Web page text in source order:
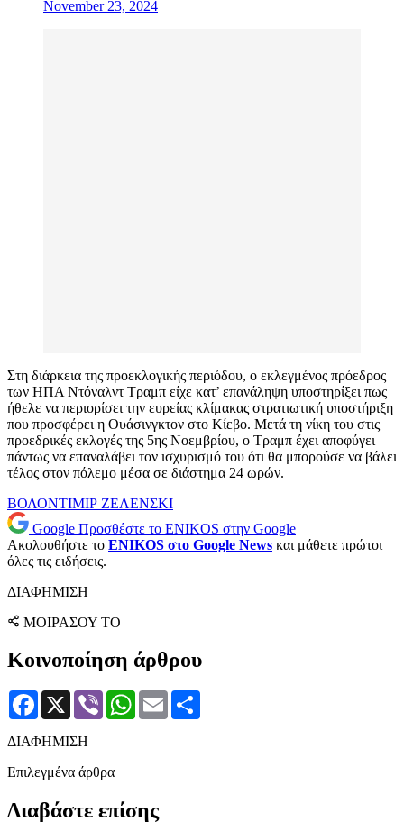
November 23, 2024
Στη διάρκεια της προεκλογικής περιόδου, ο εκλεγμένος πρόεδρος
των ΗΠΑ Ντόναλντ Τραμπ είχε κατ’ επανάληψη υποστηρίξει πως
ήθελε να περιορίσει την ευρείας κλίμακας στρατιωτική υποστήριξη
που προσφέρει η Ουάσινγκτον στο Κίεβο. Μετά τη νίκη του στις
προεδρικές εκλογές της 5ης Νοεμβρίου, ο Τραμπ έχει αποφύγει
πάντως να επαναλάβει τον ισχυρισμό του ότι θα μπορούσε να βάλει
τέλος στον πόλεμο μέσα σε διάστημα 24 ωρών.
ΒΟΛΟΝΤΙΜΙΡ ΖΕΛΕΝΣΚΙ
Google Προσθέστε το ENIKOS στην Google
Ακολουθήστε το ENIKOS στο Google News και μάθετε πρώτοι
όλες τις ειδήσεις.
ΔΙΑΦΗΜΙΣΗ
ΜΟΙΡΑΣΟΥ ΤΟ
Κοινοποίηση άρθρου
Facebook
X Viber WhatsApp
Email
ΔΙΑΦΗΜΙΣΗ
Επιλεγμένα άρθρα
Διαβάστε επίσης